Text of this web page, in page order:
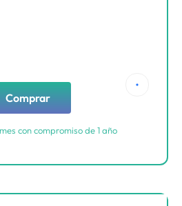
Comprar
con compromiso de 1 año